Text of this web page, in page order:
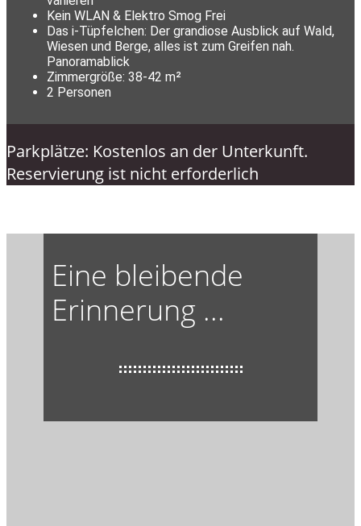
Kein WLAN & Elektro Smog Frei
Das i-Tüpfelchen: Der grandiose Ausblick auf Wald,
Wiesen und Berge, alles ist zum Greifen nah.
Panoramablick
Zimmergröße: 38-42 m²
2 Personen
Parkplätze: Kostenlos an der Unterkunft.
Reservierung ist nicht erforderlich
Eine bleibende
Erinnerung ...